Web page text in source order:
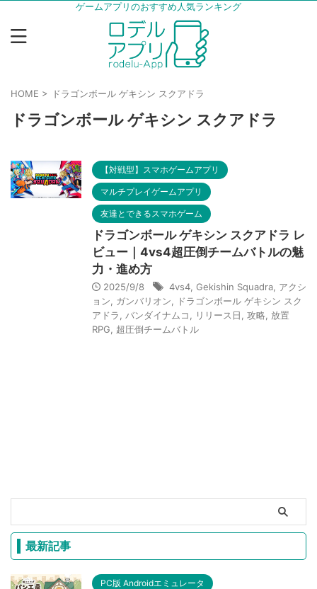
ゲームアプリのおすすめ人気ランキング
HOME > ドラゴンボール ゲキシン スクアドラ
ドラゴンボール ゲキシン スクアドラ
【対戦型】スマホゲームアプリ
マルチプレイゲームアプリ
友達とできるスマホゲーム
ドラゴンボール ゲキシン スクアドラ レ
ビュー｜4vs4超圧倒チームバトルの魅
力・進め方
2025/9/8 4vs4 Gekishin Squadra アクシ
ョン
ガンバリオン
ドラゴンボール ゲキシン スク
アドラ
バンダイナムコ リリース日 攻略
放置
RPG
超圧倒チームバトル
最新記事
PC版 Androidエミュレータ